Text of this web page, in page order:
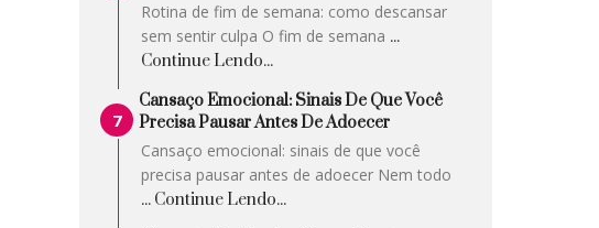
Rotina de fim de semana: como descansar
sem sentir culpa O fim de semana ...
Continue Lendo...
Cansaço Emocional: Sinais De Que Você
Precisa Pausar Antes De Adoecer
Cansaço emocional: sinais de que você
precisa pausar antes de adoecer Nem todo
... Continue Lendo...